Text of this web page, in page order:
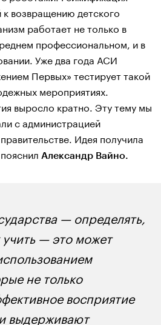
возвращению детского
работает не только в
профессиональном, и в
Уже два года АСИ
Первых» тестирует такой
мероприятиях.
выросло кратно. Эту тему мы
с администрацией
Идея получила
Александр Вайно.
— определять,
учить — это может
не только
восприятие
выдерживают